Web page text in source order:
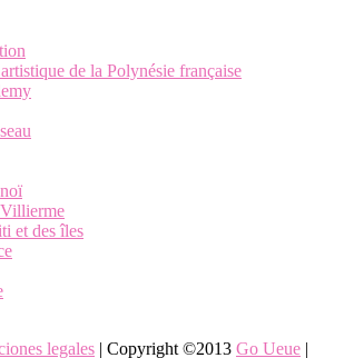
de la Polynésie française
et des îles
legales | Copyright ©2013 Go Ueue |